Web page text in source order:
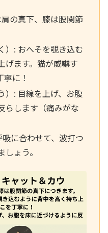
の真下、膝は股関節
）: おへそを覗き込む
げます。猫が威嚇す
に！
）: 目線を上げ、お腹
らします（痛みがな
に合わせて、波打つ
ょう。